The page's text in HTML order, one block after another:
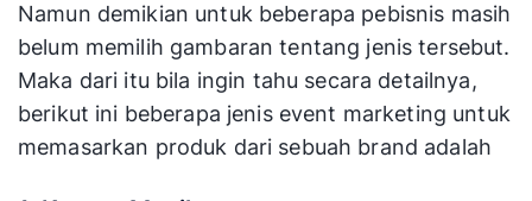
Namun demikian untuk beberapa pebisnis masih
belum memilih gambaran tentang jenis tersebut.
Maka dari itu bila ingin tahu secara detailnya,
berikut ini beberapa jenis event marketing untuk
memasarkan produk dari sebuah brand adalah